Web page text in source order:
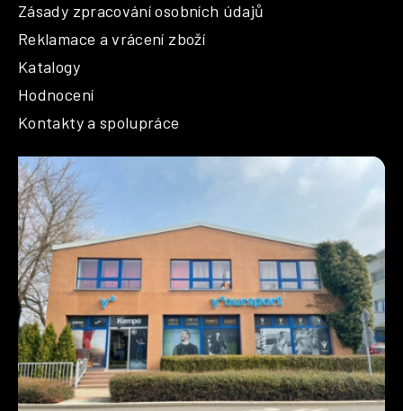
Zásady zpracování osobních údajů
Reklamace a vrácení zboží
Katalogy
Hodnocení
Kontakty a spolupráce